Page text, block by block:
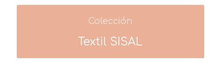
Colección
Textil SISAL